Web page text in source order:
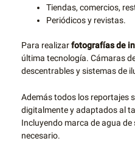
Tiendas, comercios,
Periódicos y revistas.
Para realizarfotografías de
última tecnología. Cámaras
descentrables y sistemas de
Además todos los reportajes
digitalmente y adaptados al
Incluyendo marca de agua de
necesario.